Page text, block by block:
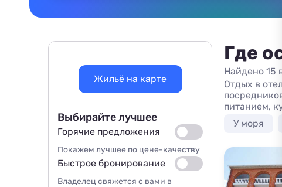
Где
Найдено 15
Отдых в
питанием,
У моря
Жильё на карте
Выбирайте лучшее
Горячие предложения
Покажем лучшее по цене-качеству
Быстрое бронирование
Владелец свяжется с вами в